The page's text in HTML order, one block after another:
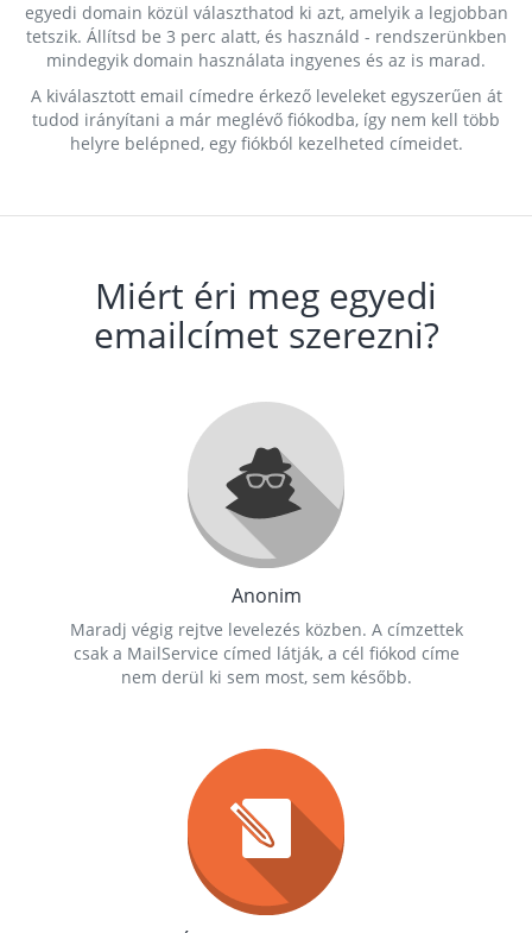
egyedi domain közül választhatod ki azt, amelyik a legjobban
tetszik. Állítsd be 3 perc alatt, és használd - rendszerünkben
mindegyik domain használata ingyenes és az is marad.
A kiválasztott email címedre érkező leveleket egyszerűen át
tudod irányítani a már meglévő fiókodba, így nem kell több
helyre belépned, egy fiókból kezelheted címeidet.
Miért éri meg egyedi
emailcímet szerezni?
Anonim
Maradj végig rejtve levelezés közben. A címzettek
csak a MailService címed látják, a cél fiókod címe
nem derül ki sem most, sem később.